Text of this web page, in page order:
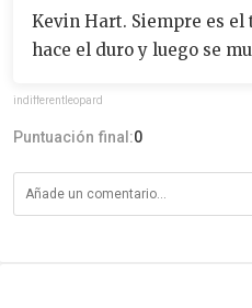
Kevin Hart. Siempre es el
hace el duro y luego se
indifferentleopard
Puntuación final:0